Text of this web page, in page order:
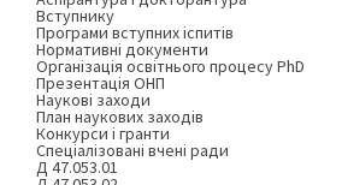
Вступнику
Програми вступних іспитів
Нормативні документи
Організація освітнього процесу PhD
Презентація ОНП
Наукові заходи
План наукових заходів
Конкурси і гранти
Спеціалізовані вчені ради
Д 47.053.01